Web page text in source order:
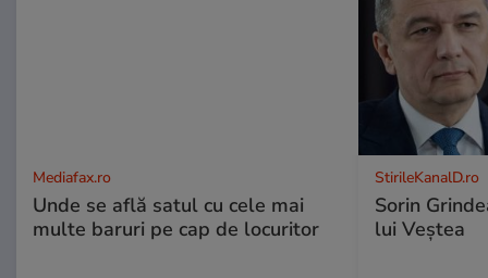
Mediafax.ro
Unde se află satul cu cele mai
multe baruri pe cap de locuritor
StirileKanalD.ro
Sorin
lui Veștea